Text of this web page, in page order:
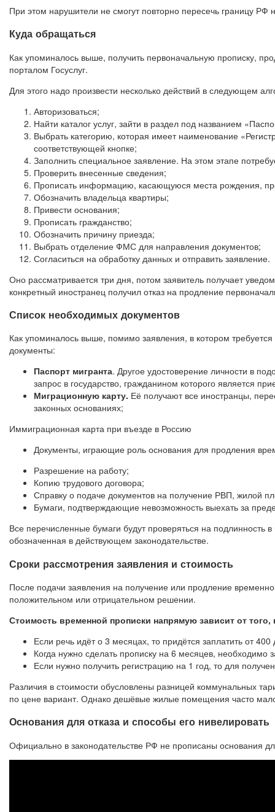
При этом нарушители не смогут повторно пересечь границу РФ
Куда обращаться
Как упоминалось выше, получить первоначальную прописку,
порталом Госуслуг.
Для этого надо произвести несколько действий в следующем
Авторизоваться;
Найти каталог услуг, зайти в раздел под названием
Выбрать категорию, которая имеет наименование
соответствующей кнопке;
Заполнить специальное заявление. На этом этапе
Проверить внесенные сведения;
Прописать информацию, касающуюся места рождения,
Обозначить владельца квартиры;
Привести основания;
Прописать гражданство;
Обозначить причину приезда;
Выбрать отделение ФМС для направления документов;
Согласиться на обработку данных и отправить заявление.
Оно рассматривается три дня, потом заявитель получает
конкретный иностранец получил отказ на продление
Список необходимых документов
Как упоминалось выше, помимо заявления, в котором
документы:
Паспорт мигранта. Другое удостоверение личности в
запрос в государство, гражданином которого является
Миграционную карту. Её получают все иностранцы,
законных основаниях;
Иммиграционная карта при въезде в Россию
Документы, играющие роль основания для продления
Разрешение на работу;
Копию трудового договора;
Справку о подаче документов на получение РВП, жилой
Бумаги, подтверждающие невозможность выехать за
Все перечисленные бумаги будут проверяться на
обозначенная в действующем законодательстве.
Сроки рассмотрения заявления и стоимость
После подачи заявления на получение или продление
положительном или отрицательном решении.
Стоимость временной прописки напрямую зависит от
Если речь идёт о 3 месяцах, то придётся заплатить от
Когда нужно сделать прописку на 6 месяцев, необходимо
Если нужно получить регистрацию на 1 год, то для
Различия в стоимости обусловлены разницей коммунальных
по цене вариант. Однако дешёвые жилые помещения часто
Основания для отказа и способы его нивелировать
Официально в законодательстве РФ не прописаны основания